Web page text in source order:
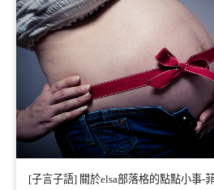
[子言子語] 關於elsa部落格的點點小事-